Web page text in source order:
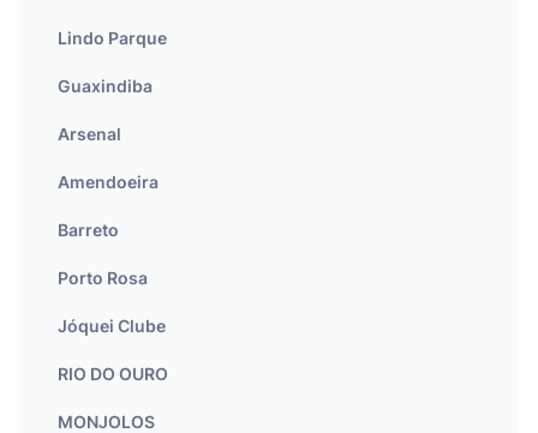
Lindo Parque
Guaxindiba
Arsenal
Amendoeira
Barreto
Porto Rosa
Jóquei Clube
RIO DO OURO
MONJOLOS